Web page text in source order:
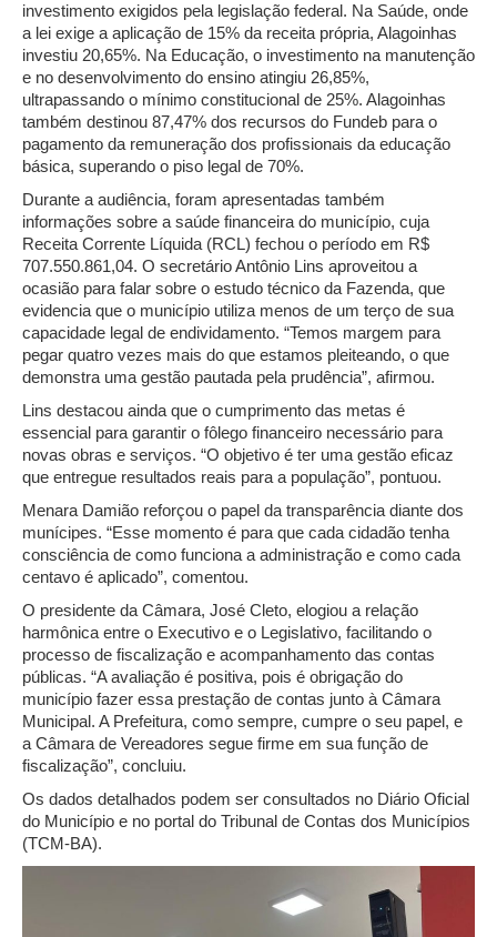
investimento exigidos pela legislação federal. Na Saúde, onde
a lei exige a aplicação de 15% da receita própria, Alagoinhas
investiu 20,65%. Na Educação, o investimento na manutenção
e no desenvolvimento do ensino atingiu 26,85%,
ultrapassando o mínimo constitucional de 25%. Alagoinhas
também destinou 87,47% dos recursos do Fundeb para o
pagamento da remuneração dos profissionais da educação
básica, superando o piso legal de 70%.
Durante a audiência, foram apresentadas também
informações sobre a saúde financeira do município, cuja
Receita Corrente Líquida (RCL) fechou o período em R$
707.550.861,04. O secretário Antônio Lins aproveitou a
ocasião para falar sobre o estudo técnico da Fazenda, que
evidencia que o município utiliza menos de um terço de sua
capacidade legal de endividamento. “Temos margem para
pegar quatro vezes mais do que estamos pleiteando, o que
demonstra uma gestão pautada pela prudência”, afirmou.
Lins destacou ainda que o cumprimento das metas é
essencial para garantir o fôlego financeiro necessário para
novas obras e serviços. “O objetivo é ter uma gestão eficaz
que entregue resultados reais para a população”, pontuou.
Menara Damião reforçou o papel da transparência diante dos
munícipes. “Esse momento é para que cada cidadão tenha
consciência de como funciona a administração e como cada
centavo é aplicado”, comentou.
O presidente da Câmara, José Cleto, elogiou a relação
harmônica entre o Executivo e o Legislativo, facilitando o
processo de fiscalização e acompanhamento das contas
públicas. “A avaliação é positiva, pois é obrigação do
município fazer essa prestação de contas junto à Câmara
Municipal. A Prefeitura, como sempre, cumpre o seu papel, e
a Câmara de Vereadores segue firme em sua função de
fiscalização”, concluiu.
Os dados detalhados podem ser consultados no Diário Oficial
do Município e no portal do Tribunal de Contas dos Municípios
(TCM-BA).